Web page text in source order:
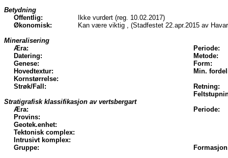
Betydning
Offentlig:
Ikke vurdert (reg. 10.02.2017)
Økonomisk:
Kan være viktig , (Stadfestet 22.apr.2015 av
Mineralisering
Æra:
Periode:
Datering:
Metode:
Genese:
Form:
Hovedtextur:
Min.
Kornstørrelse:
Strøk/Fall:
Retning:
Stratigrafisk klassifikasjon av vertsbergart
Æra:
Periode:
Provins:
Geotek.enhet:
Tektonisk complex:
Intrusivt komplex:
Gruppe: